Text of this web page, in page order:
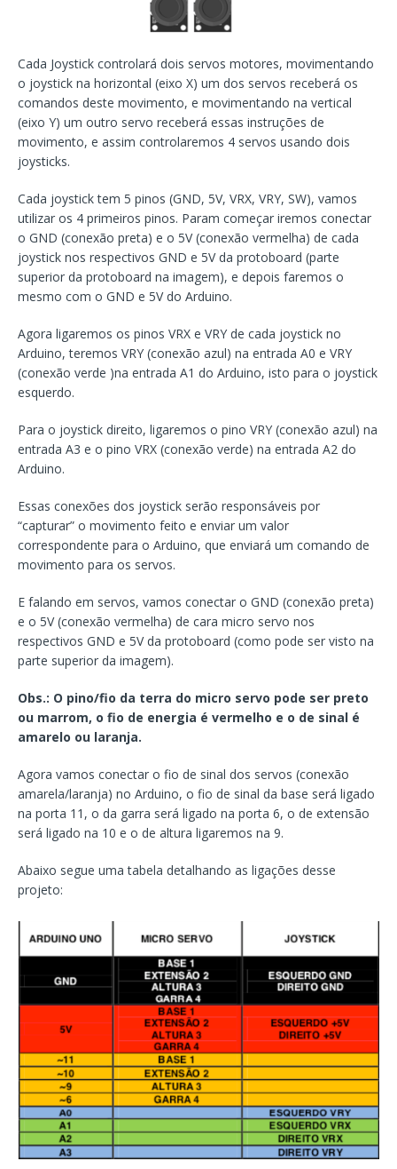
Cada Joystick controlará dois servos motores, movimentando
o joystick na horizontal (eixo X) um dos servos receberá os
comandos deste movimento, e movimentando na vertical
(eixo Y) um outro servo receberá essas instruções de
movimento, e assim controlaremos 4 servos usando dois
joysticks.
Cada joystick tem 5 pinos (GND, 5V, VRX, VRY, SW), vamos
utilizar os 4 primeiros pinos. Param começar iremos conectar
o GND (conexão preta) e o 5V (conexão vermelha) de cada
joystick nos respectivos GND e 5V da protoboard (parte
superior da protoboard na imagem), e depois faremos o
mesmo com o GND e 5V do Arduino.
Agora ligaremos os pinos VRX e VRY de cada joystick no
Arduino, teremos VRY (conexão azul) na entrada A0 e VRY
(conexão verde )na entrada A1 do Arduino, isto para o joystick
esquerdo.
Para o joystick direito, ligaremos o pino VRY (conexão azul) na
entrada A3 e o pino VRX (conexão verde) na entrada A2 do
Arduino.
Essas conexões dos joystick serão responsáveis por
“capturar” o movimento feito e enviar um valor
correspondente para o Arduino, que enviará um comando de
movimento para os servos.
E falando em servos, vamos conectar o GND (conexão preta)
e o 5V (conexão vermelha) de cara micro servo nos
respectivos GND e 5V da protoboard (como pode ser visto na
parte superior da imagem).
Obs.: O pino/fio da terra do micro servo pode ser preto
ou marrom, o fio de energia é vermelho e o de sinal é
amarelo ou laranja.
Agora vamos conectar o fio de sinal dos servos (conexão
amarela/laranja) no Arduino, o fio de sinal da base será ligado
na porta 11, o da garra será ligado na porta 6, o de extensão
será ligado na 10 e o de altura ligaremos na 9.
Abaixo segue uma tabela detalhando as ligações desse
projeto: